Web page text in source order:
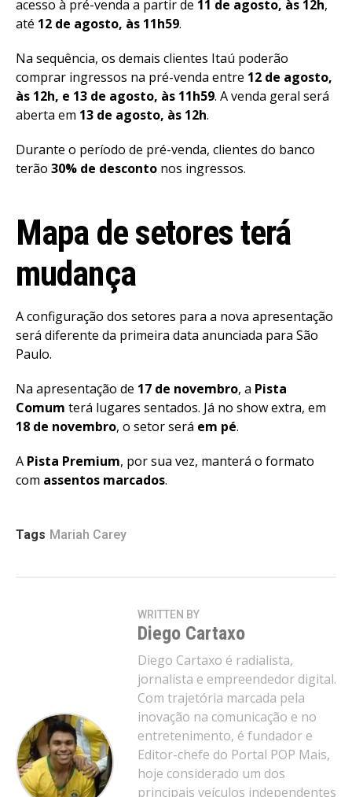
acesso à pré-venda a partir de 11 de agosto, às 12h,
até 12 de agosto, às 11h59.
Na sequência, os demais clientes Itaú poderão
comprar ingressos na pré-venda entre 12 de agosto,
às 12h, e 13 de agosto, às 11h59. A venda geral será
aberta em 13 de agosto, às 12h.
Durante o período de pré-venda, clientes do banco
terão 30% de desconto nos ingressos.
Mapa de setores terá
mudança
A configuração dos setores para a nova apresentação
será diferente da primeira data anunciada para São
Paulo.
Na apresentação de 17 de novembro, a Pista
Comum terá lugares sentados. Já no show extra, em
18 de novembro, o setor será em pé.
A Pista Premium, por sua vez, manterá o formato
com assentos marcados.
Tags Mariah Carey
WRITTEN BY
Diego Cartaxo
Diego Cartaxo é radialista,
jornalista e empreendedor digital.
Com trajetória marcada pela
inovação na comunicação e no
entretenimento, é fundador e
Editor-chefe do Portal POP Mais,
hoje considerado um dos
principais veículos independentes